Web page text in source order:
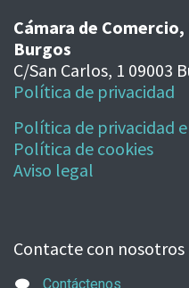
Cámara de
Burgos
C/San Carlos, 1 09003
Política de privacidad
Política de privacidad
Política de cookies
Aviso legal
Contacte con nosotros
Contáctenos